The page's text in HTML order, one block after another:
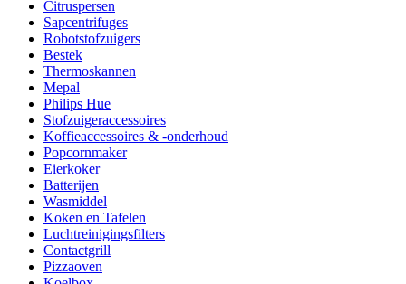
Citruspersen
Sapcentrifuges
Robotstofzuigers
Bestek
Thermoskannen
Mepal
Philips Hue
Stofzuigeraccessoires
Koffieaccessoires & -onderhoud
Popcornmaker
Eierkoker
Batterijen
Wasmiddel
Koken en Tafelen
Luchtreinigingsfilters
Contactgrill
Pizzaoven